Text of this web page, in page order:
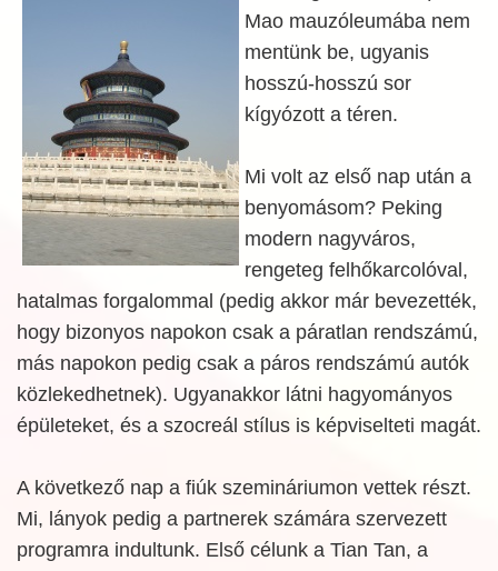
Mao mauzóleumába nem
mentünk be, ugyanis
hosszú-hosszú sor
kígyózott a téren.
Mi volt az első nap után a
benyomásom? Peking
modern nagyváros,
rengeteg felhőkarcolóval,
hatalmas forgalommal (pedig akkor már bevezették,
hogy bizonyos napokon csak a páratlan rendszámú,
más napokon pedig csak a páros rendszámú autók
közlekedhetnek). Ugyanakkor látni hagyományos
épületeket, és a szocreál stílus is képviselteti magát.
A következő nap a fiúk szemináriumon vettek részt.
Mi, lányok pedig a partnerek számára szervezett
programra indultunk. Első célunk a Tian Tan, a